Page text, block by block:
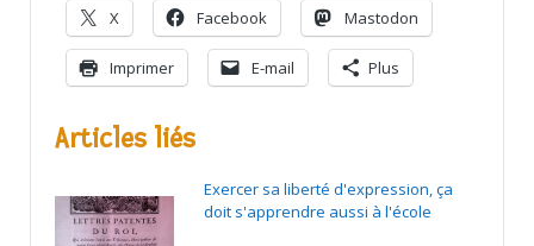
X Facebook Mastodon
Imprimer E-mail Plus
Articles liés
Exercer sa liberté d'expression, ça
doit s'apprendre aussi à l'école